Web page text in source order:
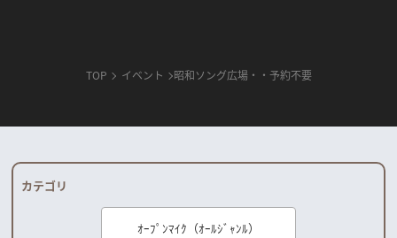
TOP イベント 昭和ソング広場・・予約不要
カテゴリ
ｵｰﾌﾟﾝﾏｲｸ（ｵｰﾙｼﾞｬﾝﾙ）